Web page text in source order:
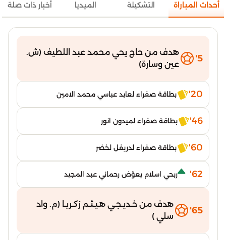
أحداث المباراة التشكيلة الميديا أخبار ذات صلة
5'
هدف من حاج يحي محمد عبد اللطيف (ش.
عين وسارة)
20' بطاقة صفراء لعابد عباسي محمد الامين
46' بطاقة صفراء لميدون انور
60' بطاقة صفراء لدريفل لخضر
62' ربحي اسلام يعوّض رحماني عبد المجيد
65'
هدف من خـديـجـي هـيـثـم زكـريـا (م. واد
سلي )